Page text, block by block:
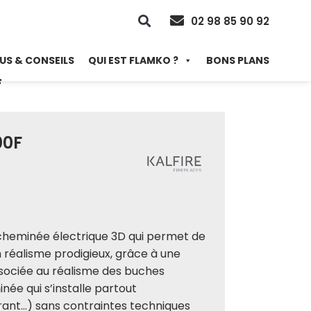
02 98 85 90 92
& CONSEILS QUI EST FLAMKO ? BONS PLANS
électrique 3D qui permet de
prodigieux, grâce à une
au réalisme des buches
qui s’installe partout
sans contraintes techniques